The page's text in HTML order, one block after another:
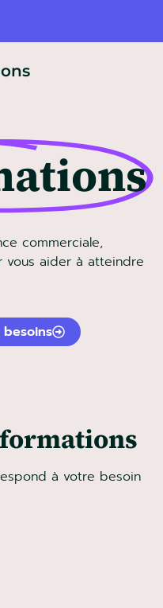
commerciale,
vous aider à atteindre
à votre besoin